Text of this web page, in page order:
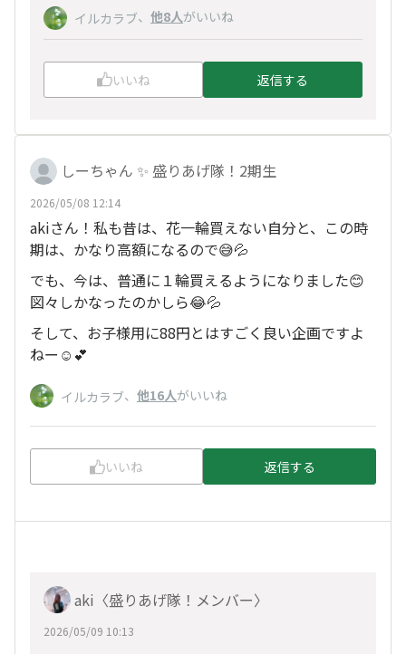
イルカラブ、 他8人がいいね
いいね 返信する
しーちゃん ✨ 盛りあげ隊！2期生
2026/05/08 12:14
akiさん！私も昔は、花一輪買えない自分と、この時
期は、かなり高額になるので😅💦
でも、今は、普通に１輪買えるようになりました😊
図々しかなったのかしら😂💦
そして、お子様用に88円とはすごく良い企画ですよ
ねー☺️💕
イルカラブ、 他16人がいいね
いいね 返信する
aki〈盛りあげ隊！メンバー〉
2026/05/09 10:13